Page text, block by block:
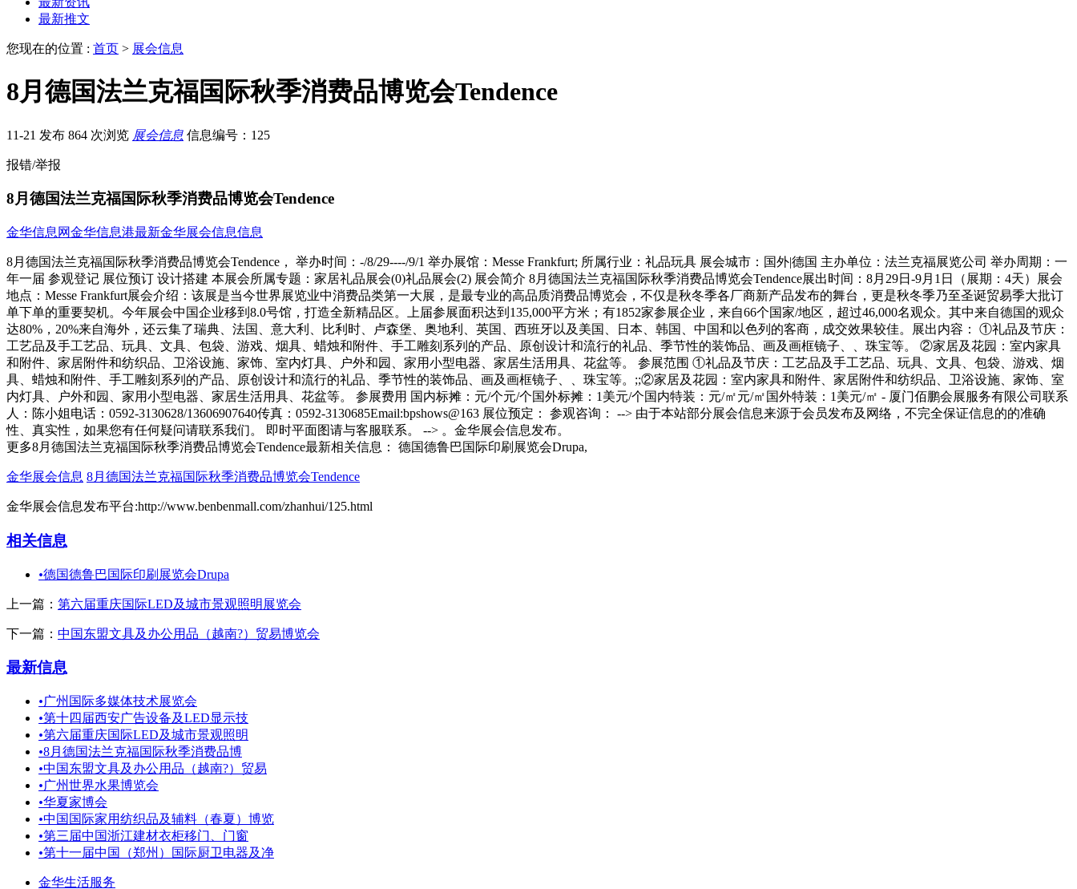
最新推文
您现在的位置 : 首页 > 展会信息
8月德国法兰克福国际秋季消费品博览会Tendence
11-21 发布 864 次浏览 展会信息 信息编号：125
报错/举报
8月德国法兰克福国际秋季消费品博览会Tendence
金华信息网金华信息港最新金华展会信息信息
8月德国法兰克福国际秋季消费品博览会Tendence， 举办时间：-/8/29----/9/1 举办展馆：Messe Frankfurt; 所属行业：礼品玩具 展会城市：国外|德国 主办单位：法兰克福展览公司 举办周期：一
年一届 参观登记 展位预订 设计搭建 本展会所属专题：家居礼品展会(0)礼品展会(2) 展会简介 8月德国法兰克福国际秋季消费品博览会Tendence展出时间：8月29日-9月1日（展期：4天）展会
地点：Messe Frankfurt展会介绍：该展是当今世界展览业中消费品类第一大展，是最专业的高品质消费品博览会，不仅是秋冬季各厂商新产品发布的舞台，更是秋冬季乃至圣诞贸易季大批订
单下单的重要契机。今年展会中国企业移到8.0号馆，打造全新精品区。上届参展面积达到135,000平方米；有1852家参展企业，来自66个国家/地区，超过46,000名观众。其中来自德国的观众
达80%，20%来自海外，还云集了瑞典、法国、意大利、比利时、卢森堡、奥地利、英国、西班牙以及美国、日本、韩国、中国和以色列的客商，成交效果较佳。展出内容： ①礼品及节庆：
工艺品及手工艺品、玩具、文具、包袋、游戏、烟具、蜡烛和附件、手工雕刻系列的产品、原创设计和流行的礼品、季节性的装饰品、画及画框镜子、、珠宝等。 ②家居及花园：室内家具
和附件、家居附件和纺织品、卫浴设施、家饰、室内灯具、户外和园、家用小型电器、家居生活用具、花盆等。 参展范围 ①礼品及节庆：工艺品及手工艺品、玩具、文具、包袋、游戏、烟
具、蜡烛和附件、手工雕刻系列的产品、原创设计和流行的礼品、季节性的装饰品、画及画框镜子、、珠宝等。;;②家居及花园：室内家具和附件、家居附件和纺织品、卫浴设施、家饰、室
内灯具、户外和园、家用小型电器、家居生活用具、花盆等。 参展费用 国内标摊：元/个元/个国外标摊：1美元/个国内特装：元/㎡元/㎡国外特装：1美元/㎡ - 厦门佰鹏会展服务有限公司联系
人：陈小姐电话：0592-3130628/13606907640传真：0592-3130685Email:bpshows@163 展位预定： 参观咨询： --> 由于本站部分展会信息来源于会员发布及网络，不完全保证信息的的准确
性、真实性，如果您有任何疑问请联系我们。 即时平面图请与客服联系。 --> 。金华展会信息发布。
更多8月德国法兰克福国际秋季消费品博览会Tendence最新相关信息： 德国德鲁巴国际印刷展览会Drupa,
金华展会信息 8月德国法兰克福国际秋季消费品博览会Tendence
金华展会信息发布平台:http://www.benbenmall.com/zhanhui/125.html
相关信息
•德国德鲁巴国际印刷展览会Drupa
上一篇： 第六届重庆国际LED及城市景观照明展览会
下一篇： 中国东盟文具及办公用品（越南?）贸易博览会
最新信息
•广州国际多媒体技术展览会
•第十四届西安广告设备及LED显示技
•第六届重庆国际LED及城市景观照明
•8月德国法兰克福国际秋季消费品博
•中国东盟文具及办公用品（越南?）贸易
•广州世界水果博览会
•华夏家博会
•中国国际家用纺织品及辅料（春夏）博览
•第三届中国浙江建材衣柜移门、门窗
•第十一届中国（郑州）国际厨卫电器及净
金华生活服务